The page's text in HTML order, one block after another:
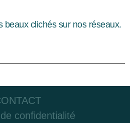
beaux clichés sur nos réseaux.
confidentialité